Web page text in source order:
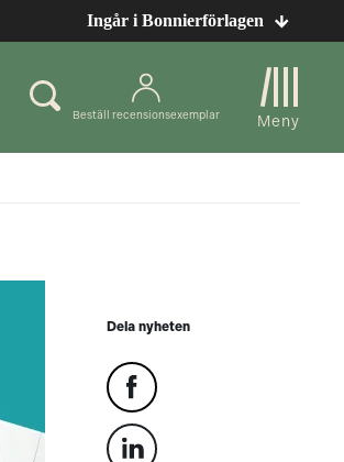
Ingår i Bonnierförlagen
Beställ recensionsexemplar Meny
Dela nyheten